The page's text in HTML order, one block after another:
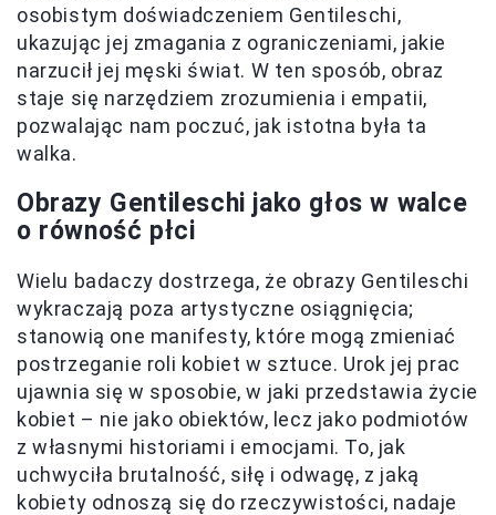
osobistym doświadczeniem Gentileschi,
ukazując jej zmagania z ograniczeniami, jakie
narzucił jej męski świat. W ten sposób, obraz
staje się narzędziem zrozumienia i empatii,
pozwalając nam poczuć, jak istotna była ta
walka.
Obrazy Gentileschi jako głos w walce
o równość płci
Wielu badaczy dostrzega, że obrazy Gentileschi
wykraczają poza artystyczne osiągnięcia;
stanowią one manifesty, które mogą zmieniać
postrzeganie roli kobiet w sztuce. Urok jej prac
ujawnia się w sposobie, w jaki przedstawia życie
kobiet – nie jako obiektów, lecz jako podmiotów
z własnymi historiami i emocjami. To, jak
uchwyciła brutalność, siłę i odwagę, z jaką
kobiety odnoszą się do rzeczywistości, nadaje